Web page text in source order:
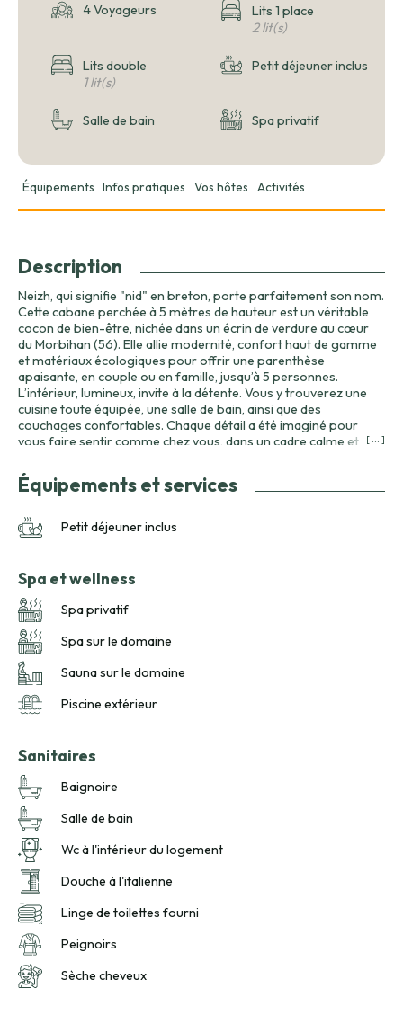
4 Voyageurs Lits 1 place
2 lit(s)
Lits double
1 lit(s)
Petit déjeuner inclus
Salle de bain Spa privatif
Équipements Infos pratiques Vos hôtes Activités
Description
Neizh, qui signifie "nid" en breton, porte parfaitement son nom.
Cette cabane perchée à 5 mètres de hauteur est un véritable
cocon de bien-être, nichée dans un écrin de verdure au cœur
du Morbihan (56). Elle allie modernité, confort haut de gamme
et matériaux écologiques pour offrir une parenthèse
apaisante, en couple ou en famille, jusqu’à 5 personnes.
L’intérieur, lumineux, invite à la détente. Vous y trouverez une
cuisine toute équipée, une salle de bain, ainsi que des
couchages confortables. Chaque détail a été imaginé pour
vous faire sentir comme chez vous, dans un cadre calme et
avec son spa privatif en bois, idéal pour savourer les levers ou
couchers de soleil. Durant votre séjour, vous pourrez explorer
simplement vous perdre dans les sons et les parfums de la
campagne bretonne. Le spa du Domaine, avec ses massages
sur la détente et la reconnexion à soi. Neizh est plus qu’une
cabane : c’est une invitation à ralentir, à vivre intensément
l’instant présent, et à retrouver cette harmonie simple et
essentielle que seule la nature sait offrir.
[ ... ]
Équipements et services
Petit déjeuner inclus
Spa et wellness
Spa privatif
Spa sur le domaine
Sauna sur le domaine
Piscine extérieur
Sanitaires
Baignoire
Salle de bain
Wc à l'intérieur du logement
Douche à l'italienne
Linge de toilettes fourni
Peignoirs
Sèche cheveux